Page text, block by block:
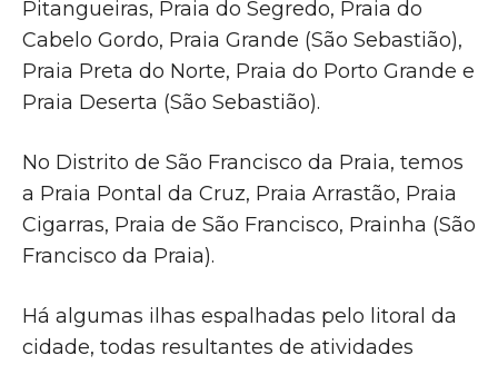
Pitangueiras, Praia do Segredo, Praia do
Cabelo Gordo, Praia Grande (São Sebastião),
Praia Preta do Norte, Praia do Porto Grande e
Praia Deserta (São Sebastião).
No Distrito de São Francisco da Praia, temos
a Praia Pontal da Cruz, Praia Arrastão, Praia
Cigarras, Praia de São Francisco, Prainha (São
Francisco da Praia).
Há algumas ilhas espalhadas pelo litoral da
cidade, todas resultantes de atividades